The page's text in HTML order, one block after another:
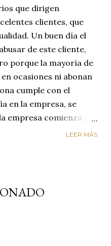
que dirigen
clientes, que
Un buen día el
de este cliente,
porque la mayoría de
ocasiones ni abonan
cumple con el
en la empresa, se
empresa comienza a
nos hacen
honestidad y
LEER MÁS